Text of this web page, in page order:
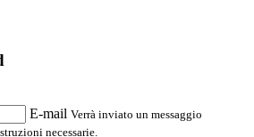
E-mail Verrà inviato un messaggio
necessarie.